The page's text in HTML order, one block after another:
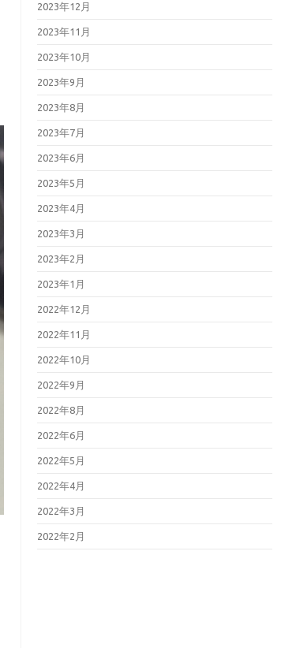
2023年12月
2023年11月
2023年10月
2023年9月
2023年8月
2023年7月
2023年6月
2023年5月
2023年4月
2023年3月
2023年2月
2023年1月
2022年12月
2022年11月
2022年10月
2022年9月
2022年8月
2022年6月
2022年5月
2022年4月
2022年3月
2022年2月